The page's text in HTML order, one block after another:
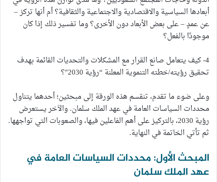
أبعادها السياسية والاقتصادية والاجتماعية والثقافية؟ أم أنها تركز –
عن عمدٍ – على بعض الأبعاد دون الأخرى؟ وما تفسير ذلك إذا كان
موجودًا بالفعل؟
4- كيف يتعامل صانع القرار مع المشكلات والتحديات القائمة بهدف
تحقيق رؤيته/خطته التنموية المعلنة “رؤية 2030″؟
وعلى ضوء ما تقدم، تنقسم هذه الورقة إلى مبحثين؛ أحدهما يتناول
محددات السياسات العامة في عهد الملك سلمان. والآخر يستعرض
رؤية 2030، بالتركيز على أهم الفاعلين فيها، والصعوبات التي تواجهها.
ثم تأتي الخاتمة في النهاية.
المبحث الأول: محددات السياسات العامة في
عهد الملك سلمان